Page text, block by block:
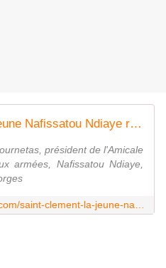
SAINT-CLEMENT - La jeune Nafissatou Ndiaye rejoint les rangs des porte-drapeaux - L'independant de L'yonne
président de l'Amicale
armées, Nafissatou Ndiaye,